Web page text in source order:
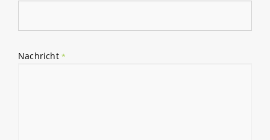
Nachricht*